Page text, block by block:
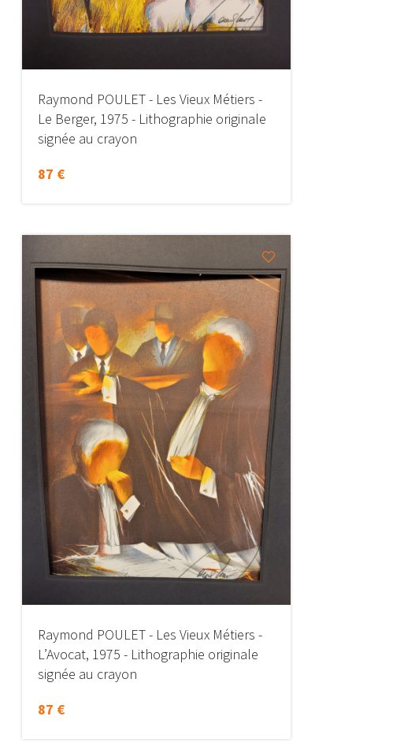
Raymond POULET - Les Vieux Métiers -
Le Berger, 1975 - Lithographie originale
signée au crayon
87 €
Raymond POULET - Les Vieux Métiers -
L’Avocat, 1975 - Lithographie originale
signée au crayon
87 €